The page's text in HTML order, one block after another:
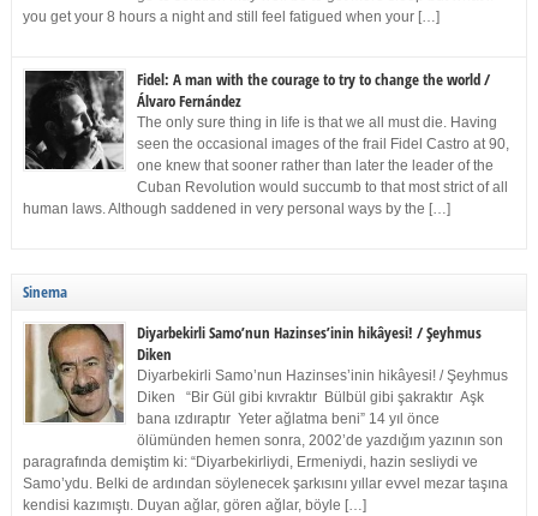
you get your 8 hours a night and still feel fatigued when your […]
Fidel: A man with the courage to try to change the world /
Álvaro Fernández
The only sure thing in life is that we all must die. Having
seen the occasional images of the frail Fidel Castro at 90,
one knew that sooner rather than later the leader of the
Cuban Revolution would succumb to that most strict of all
human laws. Although saddened in very personal ways by the […]
Sinema
Diyarbekirli Samo’nun Hazinses’inin hikâyesi! / Şeyhmus
Diken
Diyarbekirli Samo’nun Hazinses’inin hikâyesi! / Şeyhmus
Diken “Bir Gül gibi kıvraktır Bülbül gibi şakraktır Aşk
bana ızdıraptır Yeter ağlatma beni” 14 yıl önce
ölümünden hemen sonra, 2002’de yazdığım yazının son
paragrafında demiştim ki: “Diyarbekirliydi, Ermeniydi, hazin sesliydi ve
Samo’ydu. Belki de ardından söylenecek şarkısını yıllar evvel mezar taşına
kendisi kazımıştı. Duyan ağlar, gören ağlar, böyle […]